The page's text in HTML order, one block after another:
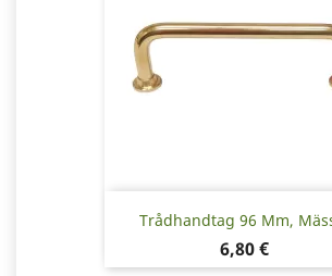
Trådhandtag 96 Mm,
Pris
6,80 €